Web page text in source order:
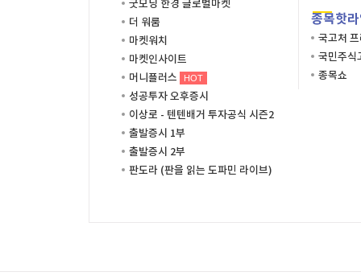
굿모닝 한경 글로벌마켓
더 워룸
마켓워치
마켓인사이트
머니플러스
HOT
성공투자 오후증시
이상로 - 텐텐배거 투자공식 시즌2
출발증시 1부
출발증시 2부
판도라 (판을 읽는 도파민 라이브)
종목핫
국고처
국민주식
종목쇼